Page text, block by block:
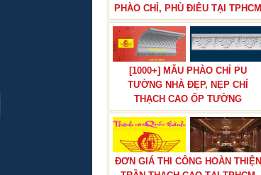
PHÀO CHỈ, PHÙ ĐIÊU TẠI TPHCM
[1000+] MẪU PHÀO CHỈ PU
TƯỜNG NHÀ ĐẸP, NẸP CHỈ
THẠCH CAO ỐP TƯỜNG
ĐƠN GIÁ THI CÔNG HOÀN THIỆN
TƯỢNG BÁC HỒ THẠCH CAO
CHUẨN NHẤT HIỆN NAY GIAO
HÀNG TOÀN QUỐC